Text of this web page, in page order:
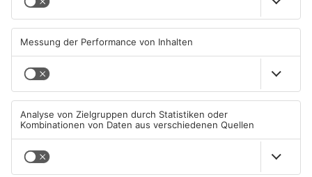
Autofahrerin mit drei
Promille in Eichenbühl
gestoppt
31.07.2026, 11:45 UHR IN KREIS
Erlenbach: Dr. Dagmar
Sohlbach wird Leiterin der
Allgemein- und
Viszeralchirurgie
31.07.2026, 11:35 UHR IN KREIS